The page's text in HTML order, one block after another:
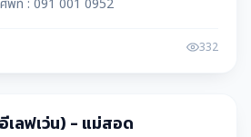
พท์ : 091 001 0952
332
เลฟเว่น) - แม่สอด